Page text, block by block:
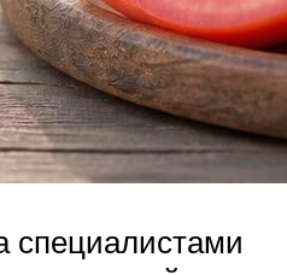
специалистами